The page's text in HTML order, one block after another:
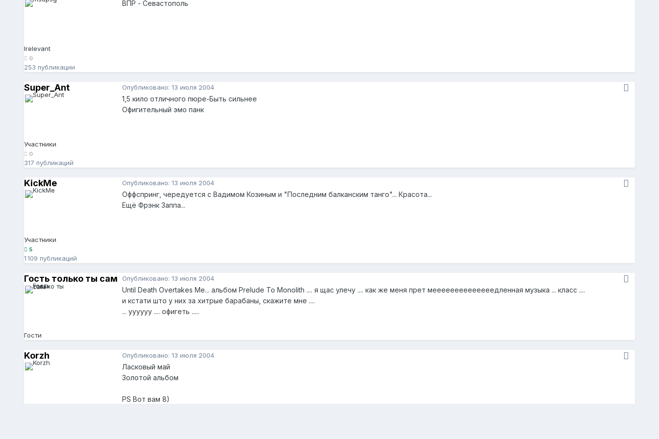
Irelevant
0
253 публикации
ВПР - Севастополь
Super_Ant
Участники
0
317 публикаций
Опубликовано: 13 июля 2004
1,5 кило отличного пюре-Быть сильнее
Офигительный эмо панк
KickMe
Участники
5
1 109 публикаций
Опубликовано: 13 июля 2004
Оффспринг, чередуется с Вадимом Козиным и "Последним балканским танго"... Красота...
Ещё Фрэнк Заппа...
Гость только ты сам
Гости
Опубликовано: 13 июля 2004
Until Death Overtakes Me... альбом Prelude To Monolith .... я щас улечу .... как же меня прет меееееееееееееедленная музыка ... класс ....
и кстати што у них за хитрые барабаны, скажите мне ....
... уууууу .... офигеть .....
Korzh Опубликовано: 13 июля 2004
Ласковый май
Золотой альбом
PS Вот вам 8)